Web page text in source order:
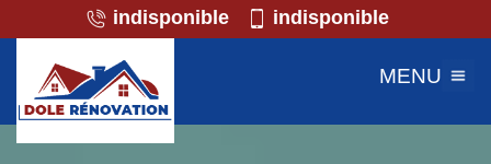
indisponible indisponible
MENU